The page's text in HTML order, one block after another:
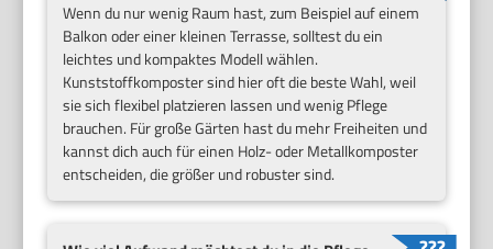
Wenn du nur wenig Raum hast, zum Beispiel auf einem
Balkon oder einer kleinen Terrasse, solltest du ein
leichtes und kompaktes Modell wählen.
Kunststoffkomposter sind hier oft die beste Wahl, weil
sie sich flexibel platzieren lassen und wenig Pflege
brauchen. Für große Gärten hast du mehr Freiheiten und
kannst dich auch für einen Holz- oder Metallkomposter
entscheiden, die größer und robuster sind.